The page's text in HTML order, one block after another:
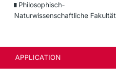
Philosophisch-
Naturwissenschaftliche Fakultät
APPLICATION